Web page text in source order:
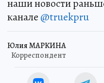
наши новости
канале @truekpru
Юлия МАРКИНА
Корреспондент